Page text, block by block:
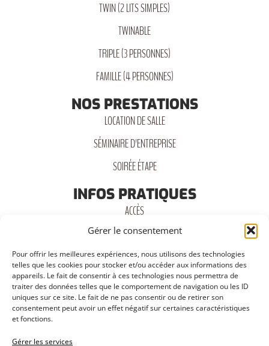
Gérer le consentement
Pour offrir les meilleures expériences, nous utilisons des technologies
telles que les cookies pour stocker et/ou accéder aux informations des
appareils. Le fait de consentir à ces technologies nous permettra de
traiter des données telles que le comportement de navigation ou les ID
uniques sur ce site. Le fait de ne pas consentir ou de retirer son
consentement peut avoir un effet négatif sur certaines caractéristiques
et fonctions.
Gérer les services
TWIN (2 LITS SIMPLES)
TWINABLE
TRIPLE (3 PERSONNES)
FAMILLE (4 PERSONNES)
NOS PRESTATIONS
LOCATION DE SALLE
SÉMINAIRE D'ENTREPRISE
SOIRÉE ÉTAPE
INFOS PRATIQUES
ACCÈS
PARKING
BORNE DE RECHARGE
PISCINE
RESTAURATION